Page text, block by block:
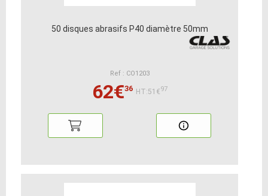
50 disques abrasifs P40 diamètre 50mm
Ref : CO1203
62€36 HT:51€97